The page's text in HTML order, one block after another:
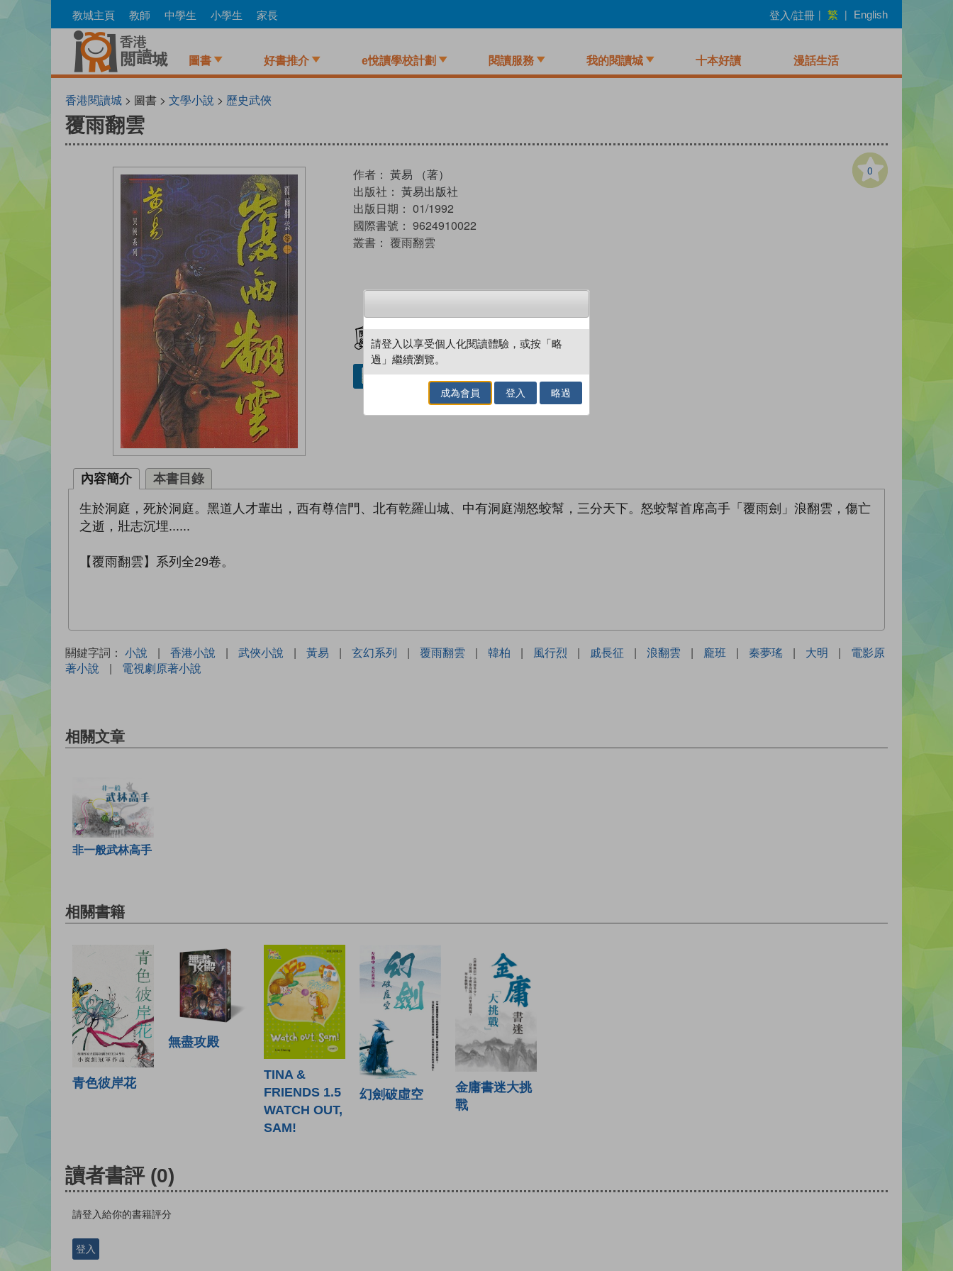
to
教城主頁 教師 中學生 小學生 家長 登入/註冊 | 繁 | English
圖書 好書推介 e悅讀學校計劃 閱讀服務 我的閱讀城 十本好讀 漫話生活
香港閱讀城 > 圖書 > 文學小說 > 歷史武俠
覆雨翻雲
0
作者： 黃易 （著）
出版社： 黃易出版社
出版日期： 01/1992
國際書號： 9624910022
叢書： 覆雨翻雲
加入閱讀紀錄
借閱實體書
內容簡介 本書目錄
生於洞庭，死於洞庭。黑道人才輩出，西有尊信門、北有乾羅山城、中有洞庭湖怒蛟幫，三分天下。怒蛟幫首席高手「覆雨劍」浪翻雲，傷亡
之逝，壯志沉埋......
【覆雨翻雲】系列全29卷。
關鍵字詞： 小說 | 香港小說 | 武俠小說 | 黃易 | 玄幻系列 | 覆雨翻雲 | 韓柏 | 風行烈 | 戚長征 | 浪翻雲 | 龐班 | 秦夢瑤 | 大明 |
電影原
著小說
| 電視劇原著小說
相關文章
非一般武林高手
相關書籍
青色彼岸花
無盡攻殿
TINA &
FRIENDS 1.5
WATCH OUT,
SAM!
幻劍破虛空
金庸書迷大挑
戰
讀者書評 (0)
請登入給你的書籍評分
登入
請登入以享受個人化閱讀體驗，或按「略
過」繼續瀏覽。
成為會員 登入 略過